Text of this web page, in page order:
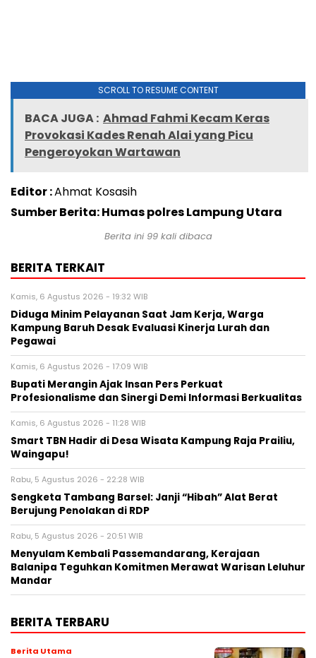
SCROLL TO RESUME CONTENT
BACA JUGA : Ahmad Fahmi Kecam Keras
Provokasi Kades Renah Alai yang Picu
Pengeroyokan Wartawan
Editor :Ahmat Kosasih
Sumber Berita: Humas polres Lampung Utara
Berita ini 99kali dibaca
BERITA TERKAIT
Kamis, 6 Agustus 2026 - 19:32 WIB
Diduga Minim Pelayanan Saat Jam Kerja, Warga
Kampung Baruh Desak Evaluasi Kinerja Lurah dan
Pegawai
Kamis, 6 Agustus 2026 - 17:09 WIB
Bupati Merangin Ajak Insan Pers Perkuat
Profesionalisme dan Sinergi Demi Informasi Berkualitas
Kamis, 6 Agustus 2026 - 11:28 WIB
Smart TBN Hadir di Desa Wisata Kampung Raja Prailiu,
Waingapu!
Rabu, 5 Agustus 2026 - 22:28 WIB
Sengketa Tambang Barsel: Janji “Hibah” Alat Berat
Berujung Penolakan di RDP
Rabu, 5 Agustus 2026 - 20:51 WIB
Menyulam Kembali Passemandarang, Kerajaan
Balanipa Teguhkan Komitmen Merawat Warisan Leluhur
Mandar
BERITA TERBARU
Berita Utama